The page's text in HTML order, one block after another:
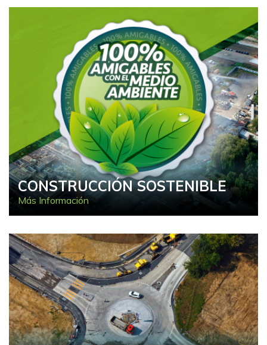
CONSTRUCCIÓN SOSTENIBLE
Más Información